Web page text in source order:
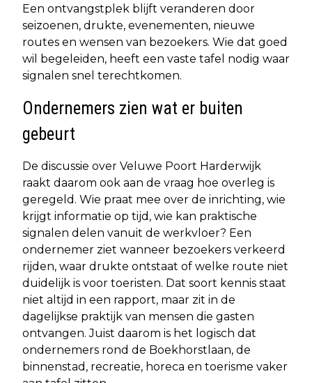
Een ontvangstplek blijft veranderen door
seizoenen, drukte, evenementen, nieuwe
routes en wensen van bezoekers. Wie dat goed
wil begeleiden, heeft een vaste tafel nodig waar
signalen snel terechtkomen.
Ondernemers zien wat er buiten
gebeurt
De discussie over Veluwe Poort Harderwijk
raakt daarom ook aan de vraag hoe overleg is
geregeld. Wie praat mee over de inrichting, wie
krijgt informatie op tijd, wie kan praktische
signalen delen vanuit de werkvloer? Een
ondernemer ziet wanneer bezoekers verkeerd
rijden, waar drukte ontstaat of welke route niet
duidelijk is voor toeristen. Dat soort kennis staat
niet altijd in een rapport, maar zit in de
dagelijkse praktijk van mensen die gasten
ontvangen. Juist daarom is het logisch dat
ondernemers rond de Boekhorstlaan, de
binnenstad, recreatie, horeca en toerisme vaker